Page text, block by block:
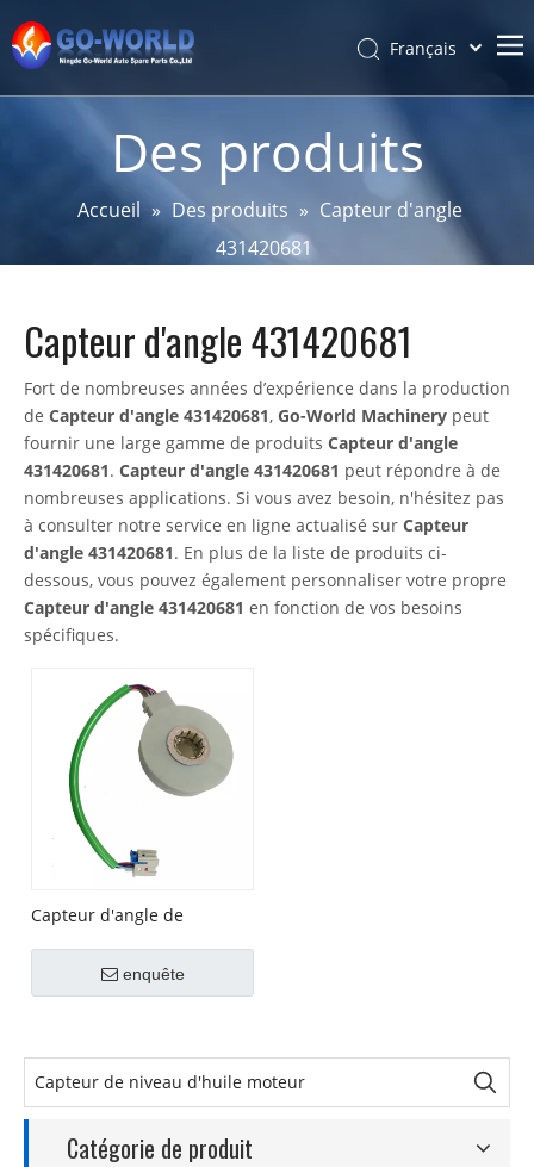
Produits
Service et personnalisation
Soutien
Contact
Français
Pусский
简体中文
Des produits
Accueil » Des produits » Capteur d'angle
431420681
Capteur d'angle 431420681
Fort de nombreuses années d’expérience dans la production
de Capteur d'angle 431420681, Go-World Machinery peut
fournir une large gamme de produits Capteur d'angle
431420681. Capteur d'angle 431420681 peut répondre à de
nombreuses applications. Si vous avez besoin, n'hésitez pas
à consulter notre service en ligne actualisé sur Capteur
d'angle 431420681. En plus de la liste de produits ci-
dessous, vous pouvez également personnaliser votre propre
Capteur d'angle 431420681 en fonction de vos besoins
spécifiques.
Capteur d'angle de
51749208
enquête
Catégorie de produit